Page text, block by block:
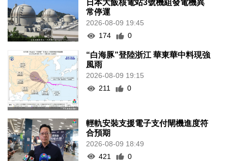
日本大飯核電站3號機組發電機異
常停運
2026-08-09 19:45
174
0
“白海豚”登陸浙江 華東華中料現強
風雨
2026-08-09 19:15
211
0
輕軌安裝支援電子支付閘機進度符
合預期
2026-08-09 18:49
421
0